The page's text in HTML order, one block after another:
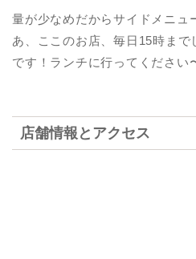
量が少なめだからサイドメニュ
あ、ここのお店、毎日15時ま
です！ランチに行ってください
店舗情報とアクセス